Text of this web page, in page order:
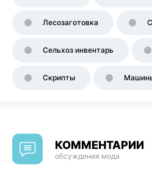
Лесозаготовка
Сельхоз инвентарь
Скрипты
КОММЕНТАРИИ
обсуждения мода